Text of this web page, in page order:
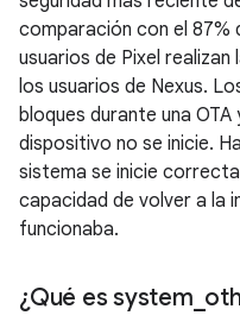
comparación con el 87%
usuarios de Pixel
los usuarios de Nexus.
bloques durante una
dispositivo no se inicie.
sistema se inicie
capacidad de volver a la
funcionaba.
¿Qué es system